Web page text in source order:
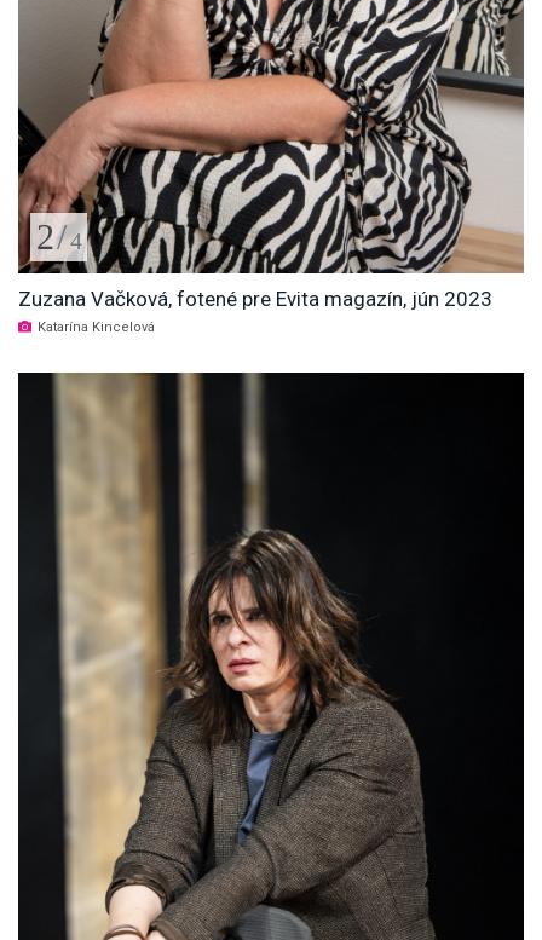
2/4
Zuzana Vačková, fotené pre Evita magazín, jún 2023
Katarína Kincelová